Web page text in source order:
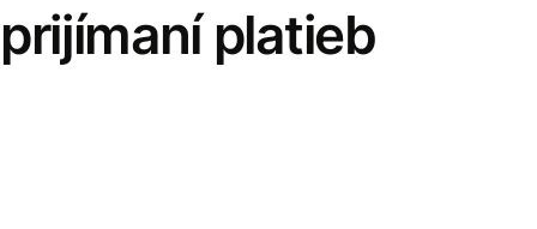
prijímaní platieb